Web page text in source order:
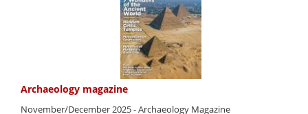
Archaeology magazine
November/December 2025 - Archaeology Magazine